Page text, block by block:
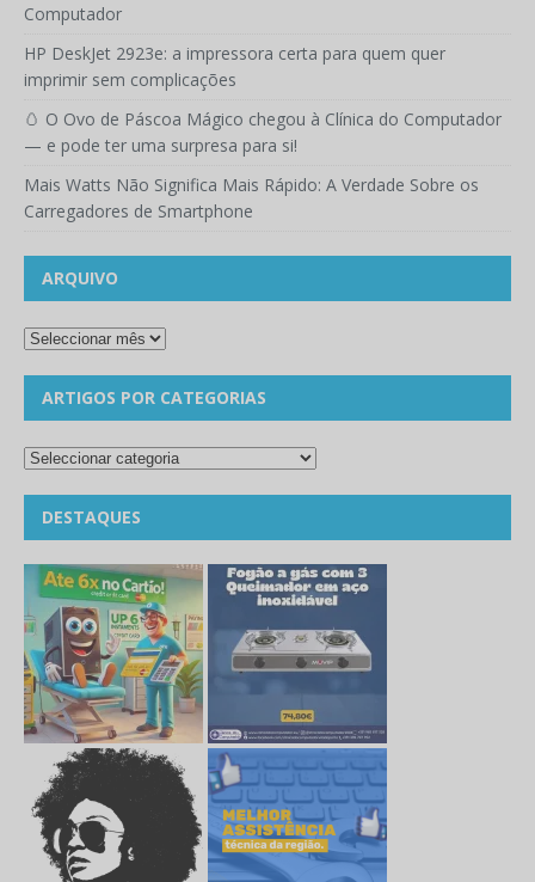
Computador
HP DeskJet 2923e: a impressora certa para quem quer
imprimir sem complicações
🥚 O Ovo de Páscoa Mágico chegou à Clínica do Computador
— e pode ter uma surpresa para si!
Mais Watts Não Significa Mais Rápido: A Verdade Sobre os
Carregadores de Smartphone
ARQUIVO
ARTIGOS POR CATEGORIAS
DESTAQUES